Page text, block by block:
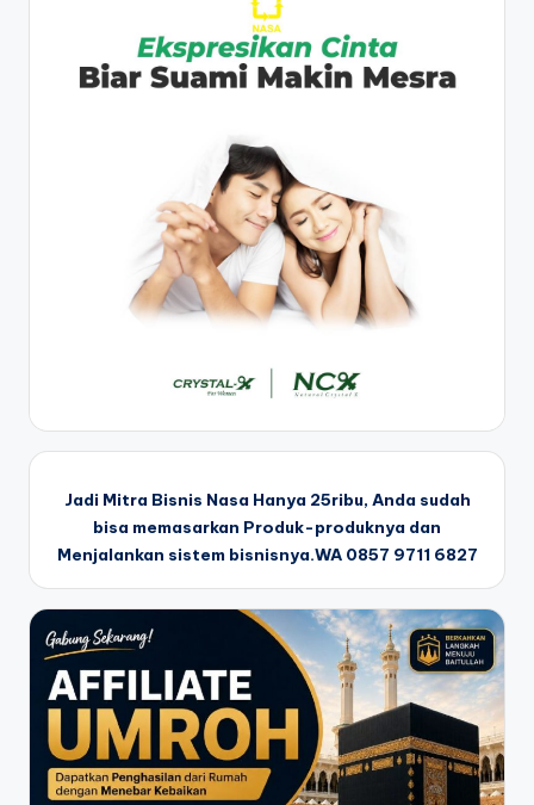
Jadi Mitra Bisnis Nasa Hanya 25ribu, Anda sudah
bisa memasarkan Produk-produknya dan
Menjalankan sistem bisnisnya.WA 0857 9711 6827